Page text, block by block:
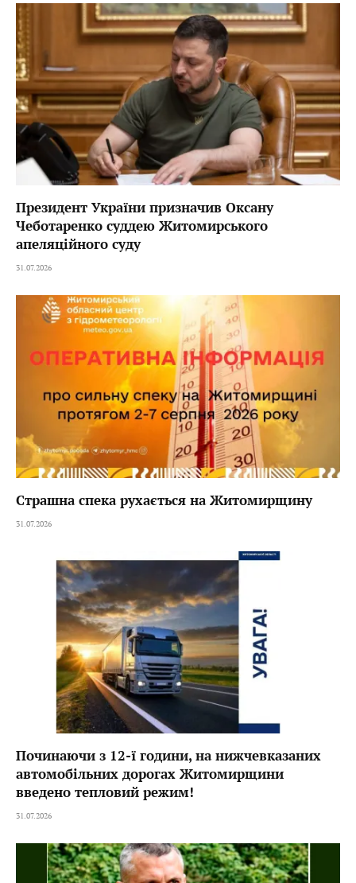
Президент України призначив Оксану
Чеботаренко суддею Житомирського
апеляційного суду
31.07.2026
Страшна спека рухається на Житомирщину
31.07.2026
Починаючи з 12-ї години, на нижчевказаних
автомобільних дорогах Житомирщини
введено тепловий режим!
31.07.2026